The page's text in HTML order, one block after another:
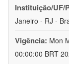
Instituição/UF/
Janeiro - RJ -
Vigência: Mon
00:00:00 BRT